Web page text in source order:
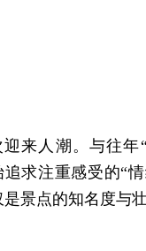
来人潮。与往年
求注重感受的“
景点的知名度与